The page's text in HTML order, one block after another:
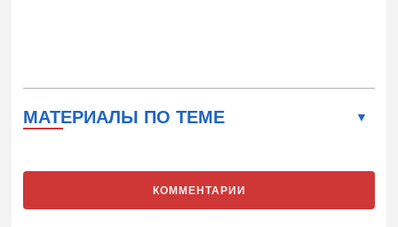
МАТЕРИАЛЫ ПО ТЕМЕ
КОММЕНТАРИИ